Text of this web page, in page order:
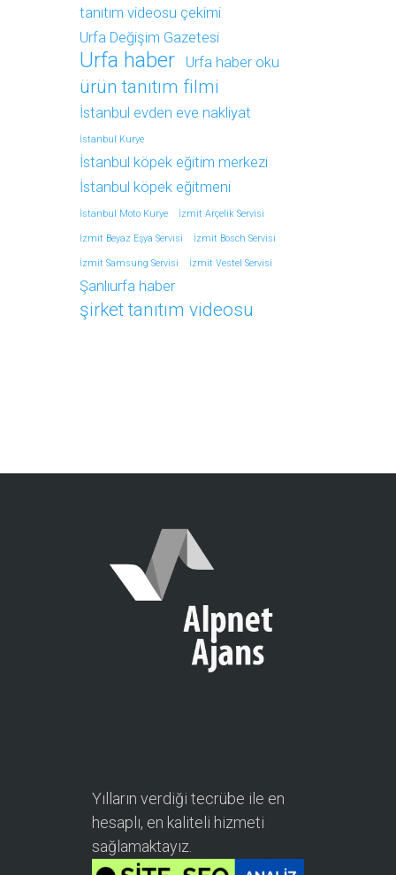
tanıtım videosu çekimi
Urfa Değişim Gazetesi
Urfa haber Urfa haber oku
ürün tanıtım filmi
İstanbul evden eve nakliyat
İstanbul Kurye
İstanbul köpek eğitim merkezi
İstanbul köpek eğitmeni
İstanbul Moto Kurye İzmit Arçelik Servisi
İzmit Beyaz Eşya Servisi İzmit Bosch Servisi
İzmit Samsung Servisi İzmit Vestel Servisi
Şanlıurfa haber
şirket tanıtım videosu
Yılların verdiği tecrübe ile en
hesaplı, en kaliteli hizmeti
sağlamaktayız.